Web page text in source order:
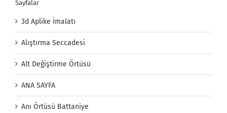
Sayfalar
3d Aplike İmalatı
Alıştırma Seccadesi
Alt Değiştirme Örtüsü
ANA SAYFA
Anı Örtüsü Battaniye